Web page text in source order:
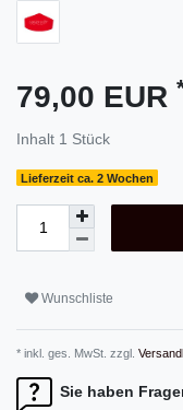
79,00 EUR
Inhalt 1 Stück
Lieferzeit ca. 2 Wochen
Wunschliste
* inkl. ges. MwSt. zzgl.
Sie haben